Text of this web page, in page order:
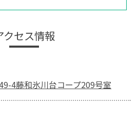
クセス情報
4藤和氷川台コープ209号室